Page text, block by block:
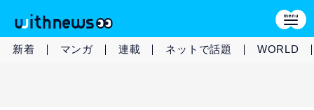
新着 マンガ 連載 ネットで話題 WORLD